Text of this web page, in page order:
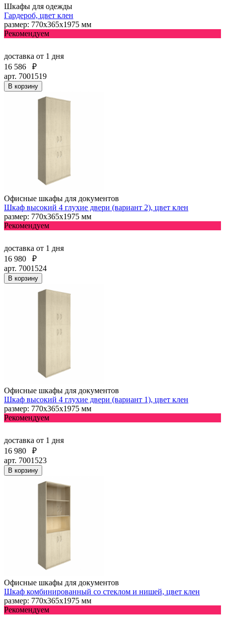
Шкафы для одежды
Гардероб, цвет клен
размер: 770х365х1975 мм
Рекомендуем
доставка от 1 дня
16 586
₽
арт. 7001519
В корзину
Офисные шкафы для документов
Шкаф высокий 4 глухие двери (вариант 2), цвет клен
размер: 770х365х1975 мм
Рекомендуем
доставка от 1 дня
16 980
₽
арт. 7001524
В корзину
Офисные шкафы для документов
Шкаф высокий 4 глухие двери (вариант 1), цвет клен
размер: 770х365х1975 мм
Рекомендуем
доставка от 1 дня
16 980
₽
арт. 7001523
В корзину
Офисные шкафы для документов
Шкаф комбинированный со стеклом и нишей, цвет клен
размер: 770х365х1975 мм
Рекомендуем